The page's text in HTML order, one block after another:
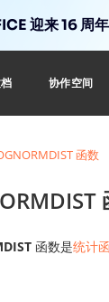
迎来 16 周年
协作空间
函数
函数是统计